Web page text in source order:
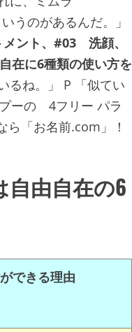
いうのがあるんだ。」
ント、#03 洗顔、
に6種類の使い方を
るね。」 P 「似てい
ーの 4フリー パラ
ら「お名前.com」！
自由自在の6
できる理由